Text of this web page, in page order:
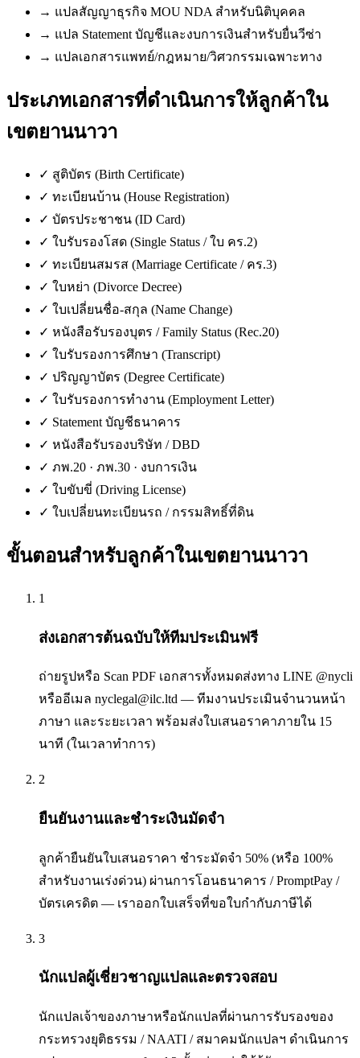
→ แปลสัญญาธุรกิจ MOU NDA สำหรับนิติบุคคล
→ แปล Statement บัญชีและงบการเงินสำหรับยื่นวีซ่า
→ แปลเอกสารแพทย์/กฎหมาย/วิศวกรรมเฉพาะทาง
ประเภทเอกสารที่ดำเนินการให้ลูกค้าใน
เขตยานนาวา
✓ สูติบัตร (Birth Certificate)
✓ ทะเบียนบ้าน (House Registration)
✓ บัตรประชาชน (ID Card)
✓ ใบรับรองโสด (Single Status / ใบ คร.2)
✓ ทะเบียนสมรส (Marriage Certificate / คร.3)
✓ ใบหย่า (Divorce Decree)
✓ ใบเปลี่ยนชื่อ-สกุล (Name Change)
✓ หนังสือรับรองบุตร / Family Status (Rec.20)
✓ ใบรับรองการศึกษา (Transcript)
✓ ปริญญาบัตร (Degree Certificate)
✓ ใบรับรองการทำงาน (Employment Letter)
✓ Statement บัญชีธนาคาร
✓ หนังสือรับรองบริษัท / DBD
✓ ภพ.20 · ภพ.30 · งบการเงิน
✓ ใบขับขี่ (Driving License)
✓ ใบเปลี่ยนทะเบียนรถ / กรรมสิทธิ์ที่ดิน
ขั้นตอนสำหรับลูกค้าในเขตยานนาวา
1
ส่งเอกสารต้นฉบับให้ทีมประเมินฟรี
ถ่ายรูปหรือ Scan PDF เอกสารทั้งหมดส่งทาง LINE @nycli
หรืออีเมล nyclegal@ilc.ltd — ทีมงานประเมินจำนวนหน้า
ภาษา และระยะเวลา พร้อมส่งใบเสนอราคาภายใน 15
นาที (ในเวลาทำการ)
2
ยืนยันงานและชำระเงินมัดจำ
ลูกค้ายืนยันใบเสนอราคา ชำระมัดจำ 50% (หรือ 100%
สำหรับงานเร่งด่วน) ผ่านการโอนธนาคาร / PromptPay /
บัตรเครดิต — เราออกใบเสร็จที่ขอใบกำกับภาษีได้
3
นักแปลผู้เชี่ยวชาญแปลและตรวจสอบ
นักแปลเจ้าของภาษาหรือนักแปลที่ผ่านการรับรองของ
กระทรวงยุติธรรม / NAATI / สมาคมนักแปลฯ ดำเนินการ